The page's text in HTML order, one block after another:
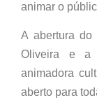
animar o
A abertura
Oliveira e a
animadora
aberto para